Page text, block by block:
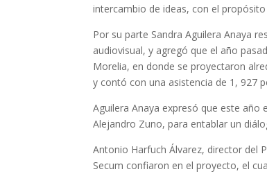
intercambio de ideas, con el
Por su parte Sandra Aguilera Anaya
audiovisual, y agregó que el año
Morelia, en donde se proyectaron
y contó con una asistencia de 1, 927
Aguilera Anaya expresó que este año
Alejandro Zuno, para entablar un
Antonio Harfuch Álvarez, director del
Secum confiaron en el proyecto, el